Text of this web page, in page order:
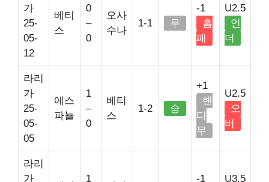
가
25-
05-
12
베티
스
0
–
0
오사
수나
1-1 무
-1
홈
패
U2.5
언
더
라리
가
25-
05-
05
에스
파뇰
1
–
0
베티
스
1-2 승
+1
핸
디
무
U2.5
오
버
라리
가
1
-1
U3.5